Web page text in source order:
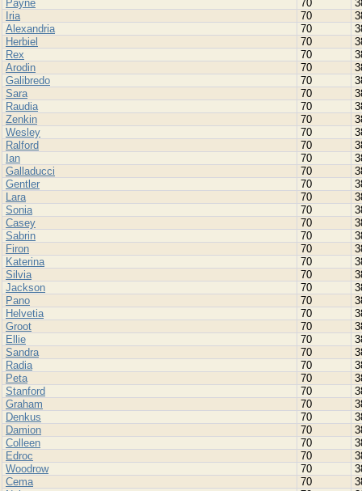
Payne 70
Iria
70
Alexandria
70
Herbiel
70
Rex
70
Arodin
70
Galibredo
70
Sara
70
Raudia
70
Zenkin
70
Wesley
70
Ralford
70
Ian
70
Galladucci
70
Gentler
70
Lara
70
Sonia
70
Casey
70
Sabrin
70
Firon
70
Katerina
70
Silvia
70
Jackson
70
Pano
70
Helvetia
70
Groot
70
Ellie
70
Sandra
70
Radia
70
Peta
70
Stanford
70
Graham
70
Denkus
70
Damion
70
Colleen
70
Edroc
70
Woodrow
70
Cema
70